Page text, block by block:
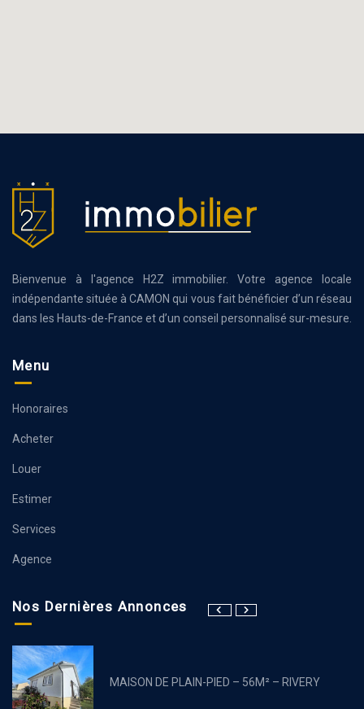
Bienvenue à l'agence H2Z immobilier. Votre agence locale
indépendante située à CAMON qui vous fait bénéficier d’un réseau
dans les Hauts-de-France et d’un conseil personnalisé sur-mesure.
Menu
Honoraires
Acheter
Louer
Estimer
Services
Agence
Nos Dernières Annonces
MAISON DE PLAIN-PIED – 56M² – RIVERY